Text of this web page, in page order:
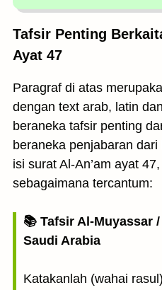
Tafsir Penting
Ayat 47
Paragraf di atas
dengan text arab, latin
beraneka tafsir penting
beraneka penjabaran
isi surat Al-An’am ayat
sebagaimana tercantum:
📚 Tafsir Al-Muyassar
Saudi Arabia
Katakanlah (wahai